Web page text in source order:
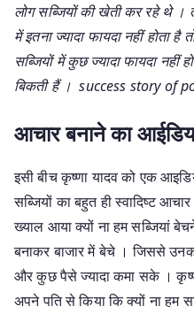
लोग सब्जियों की खेती कर रहे थे ।
में इतना ज्यादा फायदा नहीं होता
सब्जियों में कुछ ज्यादा फायदा नहीं
बिकती हैं । success story of
आचार बनाने का
इसी बीच कृष्णा यादव को एक
सब्जियों का बहुत ही स्वादिष्ट
ख्याल आया क्यों ना हम सब्जियां
बनाकर बाजार में बेचे । जिससे
और कुछ पैसे ज्यादा कमा सके ।
अपने पति से किया कि क्यों ना हम